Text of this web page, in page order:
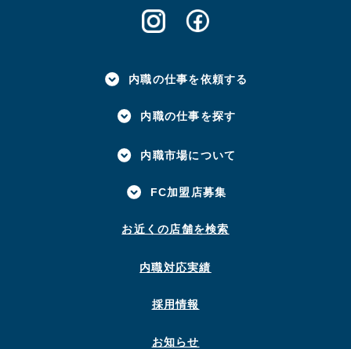
内職の仕事を依頼する
内職の仕事を探す
内職市場について
FC加盟店募集
お近くの店舗を検索
内職対応実績
採用情報
お知らせ